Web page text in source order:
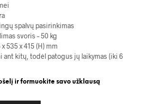
spalvų pasirinkimas
svoris – 50 kg
535 x 415 (H) mm
ant kitų, todėl patogus jų laikymas (iki 6
ir formuokite savo užklausą